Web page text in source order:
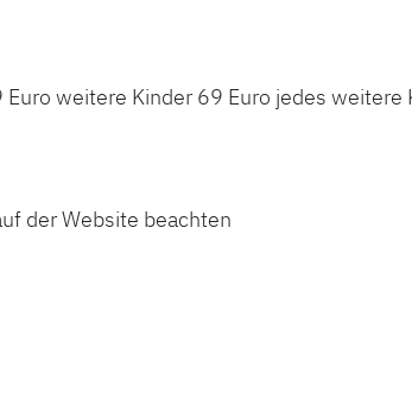
weitere Kinder 69 Euro jedes weitere
der Website beachten